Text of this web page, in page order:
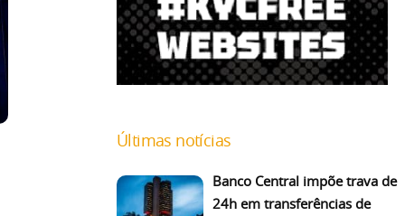
Últimas notícias
Banco Central impõe trava de
24h em transferências de